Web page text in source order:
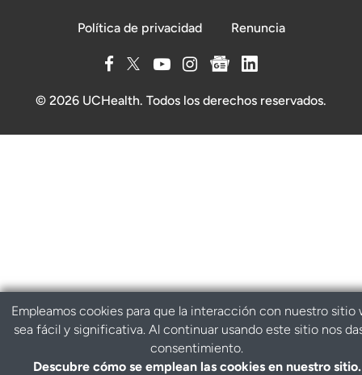
Política de privacidad Renuncia
© 2026 UCHealth. Todos los derechos reservados.
Empleamos cookies para que la interacción con nuestro sitio
sea fácil y significativa. Al continuar usando este sitio nos
consentimiento.
Descubre cómo se emplean las cookies en nuestro sitio.